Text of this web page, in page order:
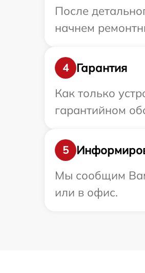
После
начнем
4
Гарантия
Как только
гарантийном
5
Мы сообщим
или в офис.